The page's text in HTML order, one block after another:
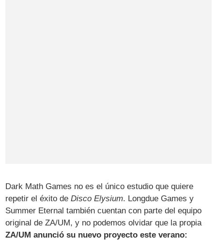
Dark Math Games no es el único estudio que quiere
repetir el éxito deDisco Elysium. Longdue Games y
Summer Eternal también cuentan con parte del equipo
original de ZA/UM, y no podemos olvidar que la propia
ZA/UM anunció su nuevo proyecto este verano: